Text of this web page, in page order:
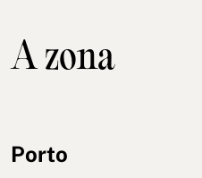
A zona
Porto